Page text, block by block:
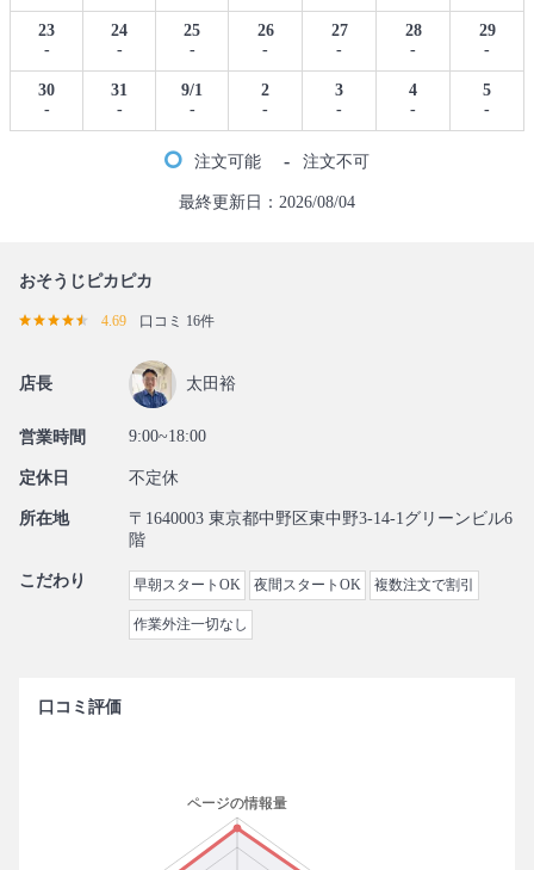
23
-
24
-
25
-
26
-
27
-
28
-
29
-
30
-
31
-
9/1
-
2
-
3
-
4
-
5
-
注文可能 - 注文不可
最終更新日：2026/08/04
おそうじピカピカ
4.69 口コミ 16件
店長 太田裕
営業時間 9:00~18:00
定休日 不定休
所在地
〒1640003 東京都中野区東中野3-14-1グリーンビル6
階
こだわり 早朝スタートOK 夜間スタートOK 複数注文で割引
作業外注一切なし
口コミ評価